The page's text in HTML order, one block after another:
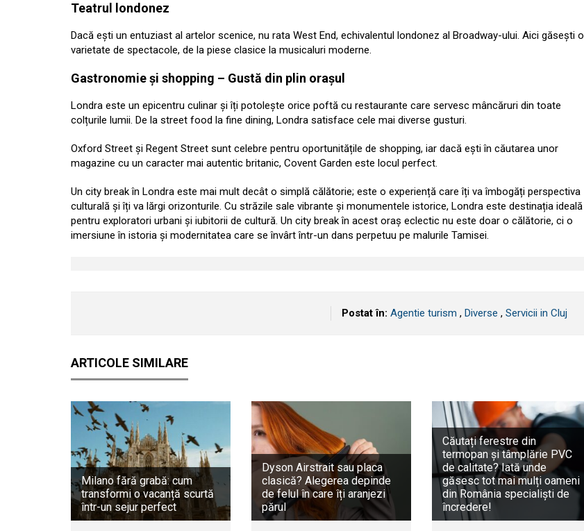
Teatrul londonez
Dacă ești un entuziast al artelor scenice, nu rata West End, echivalentul londonez al Broadway-ului. Aici găsești o
varietate de spectacole, de la piese clasice la musicaluri moderne.
Gastronomie și shopping – Gustă din plin orașul
Londra este un epicentru culinar și îți potolește orice poftă cu restaurante care servesc mâncăruri din toate
colțurile lumii. De la street food la fine dining, Londra satisface cele mai diverse gusturi.
Oxford Street și Regent Street sunt celebre pentru oportunitățile de shopping, iar dacă ești în căutarea unor
magazine cu un caracter mai autentic britanic, Covent Garden este locul perfect.
Un city break în Londra este mai mult decât o simplă călătorie; este o experiență care îți va îmbogăți perspectiva
culturală și îți va lărgi orizonturile. Cu străzile sale vibrante și monumentele istorice, Londra este destinația ideală
pentru exploratori urbani și iubitorii de cultură. Un city break în acest oraș eclectic nu este doar o călătorie, ci o
imersiune în istoria și modernitatea care se învârt într-un dans perpetuu pe malurile Tamisei.
Postat în: Agentie turism , Diverse , Servicii in Cluj
ARTICOLE SIMILARE
Milano fără grabă: cum
transformi o vacanță scurtă
într-un sejur perfect
Dyson Airstrait sau placa
clasică? Alegerea depinde
de felul în care îți aranjezi
părul
Căutați ferestre din
termopan și tâmplărie PVC
de calitate? Iată unde
găsesc tot mai mulți oameni
din România specialiști de
încredere!